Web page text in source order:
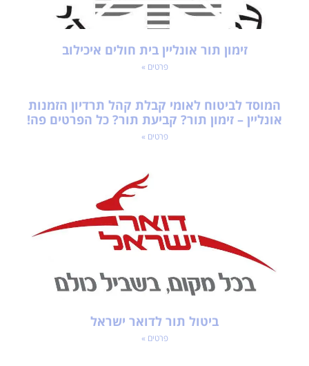
זימון תור אונליין בית חולים איכילוב
פרטים »
המוסד לביטוח לאומי קבלת קהל תרדיון הזמנות
אונליין – זימון תור? קביעת תור? כל הפרטים פה!
פרטים »
ביטול תור לדואר ישראל
פרטים »